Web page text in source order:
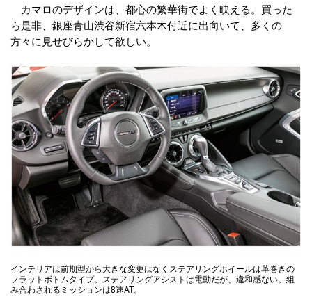
カマロのデザインは、都心の繁華街でよく映える。買った
ら是非、銀座青山渋谷新宿六本木付近に出向いて、多くの
方々に見せびらかして欲しい。
インテリアは前期型から大きな変更はなくステアリングホイールは革巻きの
フラットボトムタイプ。ステアリングアシストは電動だが、違和感ない。組
み合わされるミッションは8速AT。